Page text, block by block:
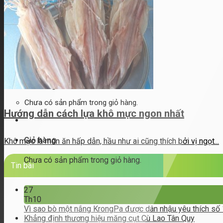
Chương trình thành viên
Liên hệ
Tìm
kiếm:
Đăng nhập / Đăng ký
Giỏ hàng
Chưa có sản phẩm trong giỏ hàng.
Giỏ hàng
Chưa có sản phẩm trong giỏ hàng.
Hướng dẫn cách lựa khô mực ngon nhất
Khô mực là món ăn hấp dẫn, hầu như ai cũng thích bởi vị ngọt...
Tin bài
27
Th10
Vì sao bò một nắng KrongPa được dân nhậu yêu thích số
Khẳng định thương hiệu măng cụt Cù Lao Tân Quy